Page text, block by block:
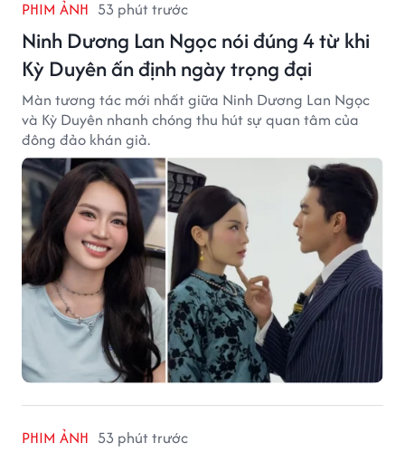
PHIM ẢNH 53 phút trước
Ninh Dương Lan Ngọc nói đúng 4 từ khi
Kỳ Duyên ấn định ngày trọng đại
Màn tương tác mới nhất giữa Ninh Dương Lan Ngọc
và Kỳ Duyên nhanh chóng thu hút sự quan tâm của
đông đảo khán giả.
PHIM ẢNH 53 phút trước